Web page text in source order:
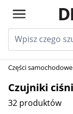
Części
Czujniki
32 produktów